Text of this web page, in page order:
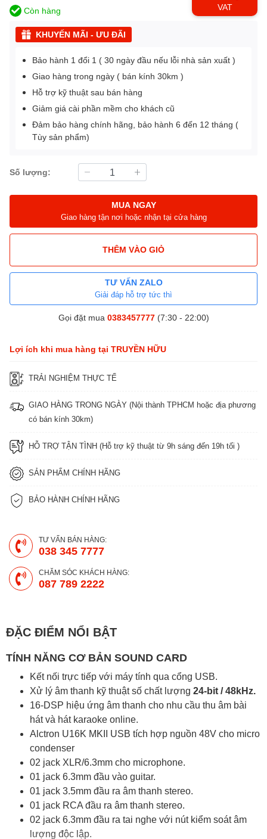
VAT
Còn hàng
KHUYẾN MÃI - ƯU ĐÃI
Bảo hành 1 đổi 1 ( 30 ngày đầu nếu lỗi nhà sản xuất )
Giao hàng trong ngày ( bán kính 30km )
Hỗ trợ kỹ thuật sau bán hàng
Giảm giá cài phần mềm cho khách cũ
Đảm bảo hàng chính hãng, bảo hành 6 đến 12 tháng (
Tùy sản phẩm)
Số lượng:
MUA NGAY
Giao hàng tận nơi hoặc nhận tại cửa hàng
THÊM VÀO GIỎ
TƯ VẤN ZALO
Giải đáp hỗ trợ tức thì
Gọi đặt mua 0383457777(7:30 - 22:00)
Lợi ích khi mua hàng tại TRUYỀN HỮU
TRẢI NGHIỆM THỰC TẾ
GIAO HÀNG TRONG NGÀY (Nội thành TPHCM hoặc địa phương
có bán kính 30km)
HỖ TRỢ TẬN TÌNH (Hỗ trợ kỹ thuật từ 9h sáng đến 19h tối )
SẢN PHẨM CHÍNH HÃNG
BẢO HÀNH CHÍNH HÃNG
TƯ VẤN BÁN HÀNG:
038 345 7777
CHĂM SÓC KHÁCH HÀNG:
087 789 2222
ĐẶC ĐIỂM NỔI BẬT
TÍNH NĂNG CƠ BẢN SOUND CARD
Kết nối trực tiếp với máy tính qua cổng USB.
Xử lý âm thanh kỹ thuật số chất lượng 24-bit / 48kHz.
16-DSP hiệu ứng âm thanh cho nhu cầu thu âm bài
hát và hát karaoke online.
Alctron U16K MKII USB tích hợp nguồn 48V cho micro
condenser
02 jack XLR/6.3mm cho microphone.
01 jack 6.3mm đầu vào guitar.
01 jack 3.5mm đầu ra âm thanh stereo.
01 jack RCA đầu ra âm thanh stereo.
02 jack 6.3mm đầu ra tai nghe với nút kiểm soát âm
lượng độc lập.